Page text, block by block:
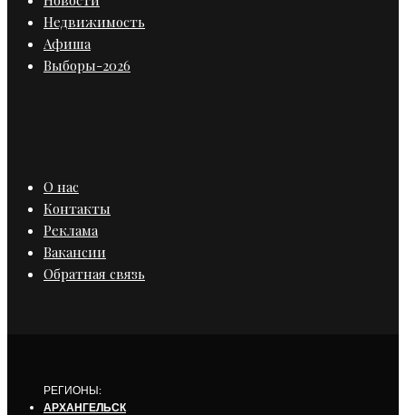
Недвижимость
Афиша
Выборы-2026
О нас
Контакты
Реклама
Вакансии
Обратная связь
РЕГИОНЫ:
АРХАНГЕЛЬСК